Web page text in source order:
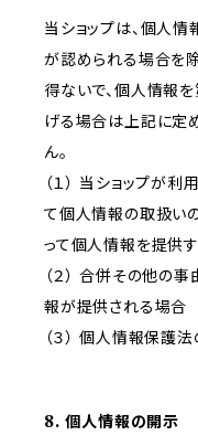
当ショップは、個人
が認められる場合を
得ないで、個人情報
げる場合は上記に定
ん。
（１） 当ショップが
て個人情報の取扱い
って個人情報を提供
（２） 合併その他の
報が提供される場合
（３） 個人情報保護
8. 個人情報の開示